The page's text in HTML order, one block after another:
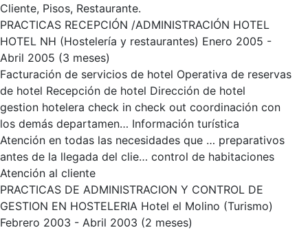
Cliente, Pisos, Restaurante.
PRACTICAS RECEPCIÓN /ADMINISTRACIÓN HOTEL
HOTEL NH (Hostelería y restaurantes) Enero 2005 -
Abril 2005 (3 meses)
Facturación de servicios de hotel Operativa de reservas
de hotel Recepción de hotel Dirección de hotel
gestion hotelera check in check out coordinación con
los demás departamen… Información turística
Atención en todas las necesidades que … preparativos
antes de la llegada del clie… control de habitaciones
Atención al cliente
PRACTICAS DE ADMINISTRACION Y CONTROL DE
GESTION EN HOSTELERIA Hotel el Molino (Turismo)
Febrero 2003 - Abril 2003 (2 meses)